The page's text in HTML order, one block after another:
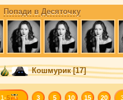
Попади в Десяточку
Кошмурик [17]
1-5 3 5 10 15 20